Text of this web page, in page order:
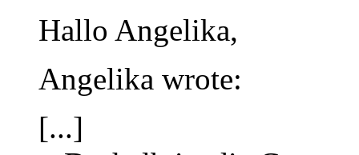
Hallo Angelika,
Angelika wrote:
[...]